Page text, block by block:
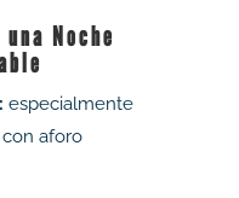
Noche
especialmente
aforo